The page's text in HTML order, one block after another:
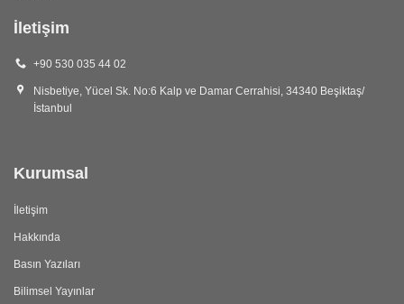
İletişim
+90 530 035 44 02
Nisbetiye, Yücel Sk. No:6 Kalp ve Damar Cerrahisi, 34340 Beşiktaş/
İstanbul
Kurumsal
İletişim
Hakkında
Basın Yazıları
Bilimsel Yayınlar